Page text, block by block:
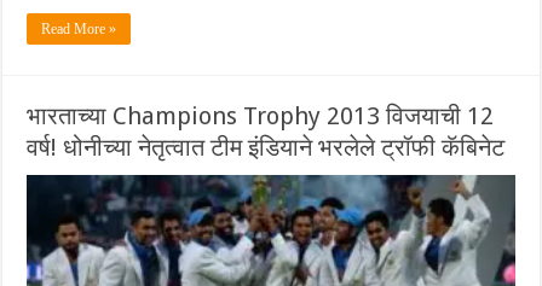
Read More »
भारताच्या Champions Trophy 2013 विजयाची 12
वर्ष! धोनीच्या नेतृत्वात टीम इंडियाने भरलेले ट्रॉफी कॅबिनेट